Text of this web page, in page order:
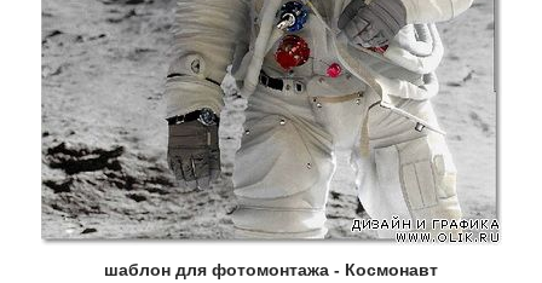
шаблон для фотомонтажа - Космонавт